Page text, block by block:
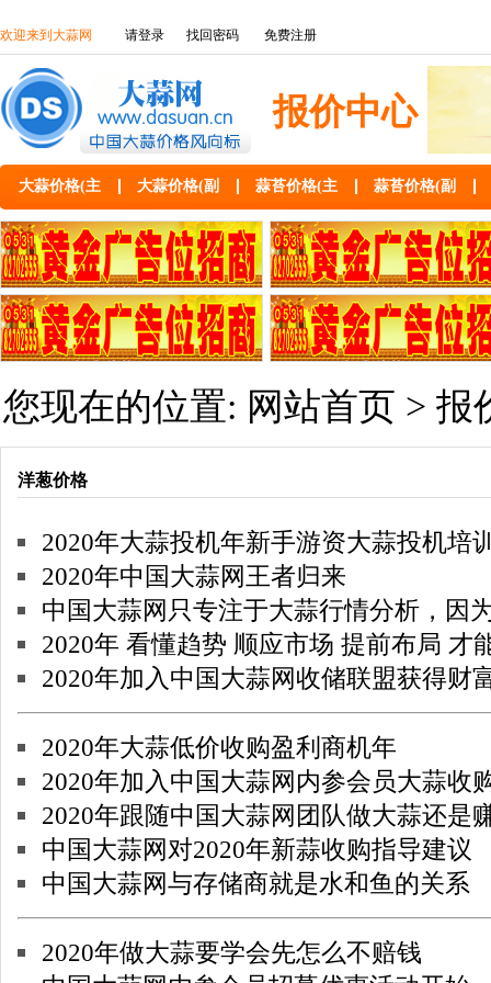
欢迎来到大蒜网 请登录 找回密码 免费注册
报价中心
大蒜价格(主 大蒜价格(副 蒜苔价格(主 蒜苔价格(副
您现在的位置: 网站首页 > 报
洋葱价格
2020年大蒜投机年新手游资大蒜投机培
2020年中国大蒜网王者归来
中国大蒜网只专注于大蒜行情分析，因为专
2020年 看懂趋势 顺应市场 提前布局 才
2020年加入中国大蒜网收储联盟获得财
2020年大蒜低价收购盈利商机年
2020年加入中国大蒜网内参会员大蒜收
2020年跟随中国大蒜网团队做大蒜还是
中国大蒜网对2020年新蒜收购指导建议
中国大蒜网与存储商就是水和鱼的关系
2020年做大蒜要学会先怎么不赔钱